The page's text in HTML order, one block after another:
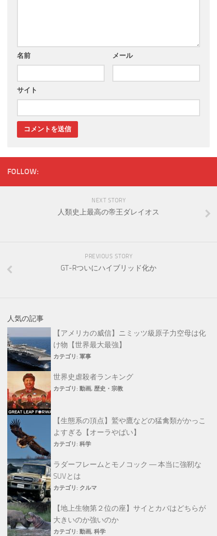
名前 メール
サイト
FOLLOW:
NEXT STORY
人類史上最高の帝王ダレイオス
PREVIOUS STORY
GT-Rついにハイブリッド化か
人気の記事
【アメリカの威信】ニミッツ級原子力空母は化
け物【世界最大最強】
カテゴリ: 軍事
世界史虐殺者ランキング
カテゴリ: 動画, 歴史・宗教
【生態系の頂点】鷲や鷹などの猛禽類がかっこ
よすぎる【オーラやばい】
カテゴリ: 科学
ラダーフレームとモノコック ― 本当に強靭な
SUVとは
カテゴリ: クルマ
【地上生物第２位の座】サイとカバはどちらが
大きいのか強いのか
カテゴリ: 動画, 科学